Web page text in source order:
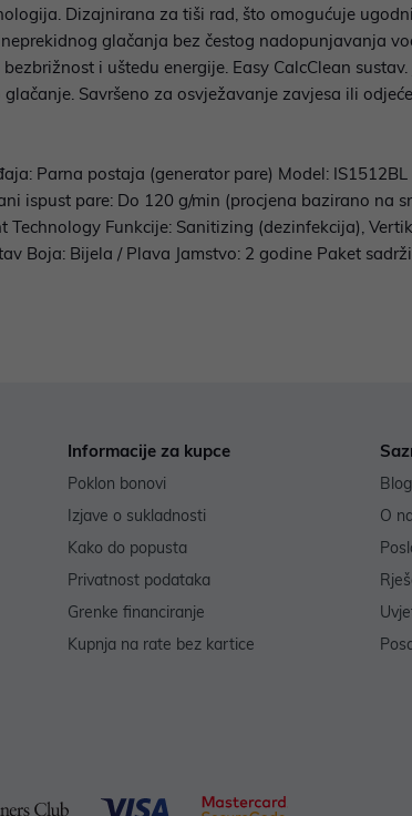
Dizajnirana za tiši rad, što omogućuje
glačanja bez čestog nadopunjavanja
i uštedu energije. Easy CalcClean
Savršeno za osvježavanje zavjesa ili
Parna postaja (generator pare) Model:
ispust pare: Do 120 g/min (procjena bazirano na
Technology Funkcije: Sanitizing (dezinfekcija),
Boja: Bijela / Plava Jamstvo: 2 godine Paket
Informacije za kupce
Poklon bonovi
Izjave o sukladnosti
Kako do popusta
Privatnost podataka
Grenke financiranje
Kupnja na rate bez kartice
Blog
O